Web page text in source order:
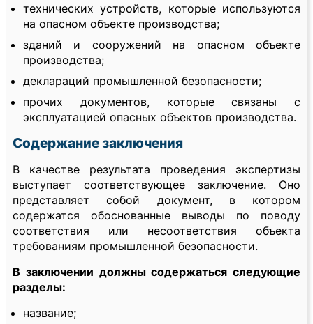
технических устройств, которые используются
на опасном объекте производства;
зданий и сооружений на опасном объекте
производства;
деклараций промышленной безопасности;
прочих документов, которые связаны с
эксплуатацией опасных объектов производства.
Содержание заключения
В качестве результата проведения экспертизы
выступает соответствующее заключение. Оно
представляет собой документ, в котором
содержатся обоснованные выводы по поводу
соответствия или несоответствия объекта
требованиям промышленной безопасности.
В заключении должны содержаться следующие
разделы:
название;